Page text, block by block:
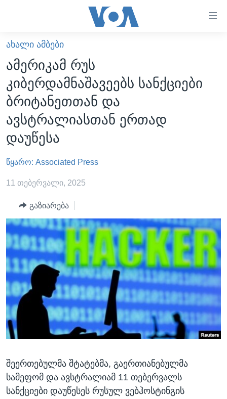
ხელმისაწვდომობისთვის
გადადით
მთავარზე
გადადით
მთავარ
ნავიგაციაზე
გადადით
ძიებაზე
ᲐᲮᲐᲚᲘ ᲐᲛᲑᲔᲑᲘ
ᲡᲐᲥᲐᲠᲗᲕᲔᲚᲝ
ᲐᲨᲨ
ᲐᲨᲨ-ᲘᲡ ᲐᲠᲩᲔᲕᲜᲔᲑᲘ 2024
ᲛᲡᲝᲤᲚᲘᲝ
ᲕᲘᲓᲔᲝᲔᲑᲘ
ᲒᲐᲓᲐᲪᲔᲛᲔᲑᲘ
ᲕᲐᲨᲘᲜᲒᲢᲝᲜᲘ ᲓᲦᲔᲡ
ᲮᲔᲓᲕᲐ ᲕᲐᲨᲘᲜᲒᲢᲝᲜᲘᲓᲐᲜ
ᲡᲢᲣᲓᲘᲐ ᲕᲐᲨᲘᲜᲒᲢᲝᲜᲘ
ᲡᲮᲕᲐ ᲡᲘᲐᲮᲚᲔᲔᲑᲘ
ᲞᲝᲚᲘᲢᲘᲙᲐ
ᲔᲙᲝᲜᲝᲛᲘᲙᲐ
ᲯᲐᲜᲛᲠᲗᲔᲚᲝᲑᲐ
ᲛᲔᲪᲜᲘᲔᲠᲔᲑᲐ
ᲘᲜᲢᲔᲠᲕᲘᲣ
ᲙᲣᲚᲢᲣᲠᲐ
ᲒᲐᲚᲘᲚᲔᲝ
ᲠᲣᲡᲔᲗᲘᲡ ᲨᲔᲭᲠᲐ ᲣᲙᲠᲐᲘᲜᲐᲨᲘ
Learning English
ᲗᲕᲐᲚᲘ ᲒᲕᲐᲓᲔᲕᲜᲔᲗ
ᲐᲮᲐᲚᲘ ᲐᲛᲑᲔᲑᲘ
ამერიკამ რუს
კიბერდამნაშავეებს სანქციები
ბრიტანეთთან და
ავსტრალიასთან ერთად
დაუწესა
წყარო: Associated Press
11 თებერვალი, 2025
გაზიარება
შეერთებულმა შტატებმა, გაერთიანებულმა
სამეფომ და ავსტრალიამ 11 თებერვალს
სანქციები დაუწესეს რუსულ ვებჰოსტინგის